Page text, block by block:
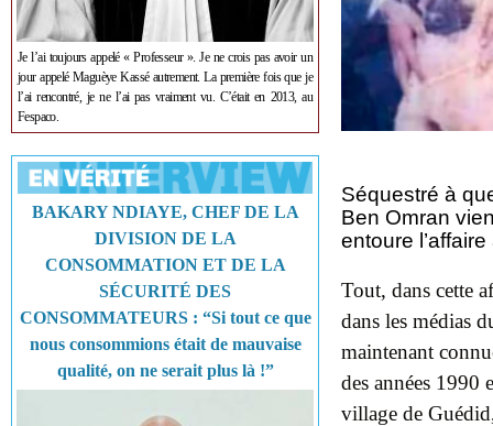
Je l’ai toujours appelé « Professeur ». Je ne crois pas avoir un
jour appelé Maguèye Kassé autrement. La première fois que je
l’ai rencontré, je ne l’ai pas vraiment vu. C’était en 2013, au
Fespaco.
BAKARY NDIAYE, CHEF DE LA
DIVISION DE LA
CONSOMMATION ET DE LA
SÉCURITÉ DES
CONSOMMATEURS : “Si tout ce que
nous consommions était de mauvaise
qualité, on ne serait plus là !”
Séquestré à
Ben Omran
entoure
Tout, dans cette
dans les médias
maintenant
des années 1990
village de